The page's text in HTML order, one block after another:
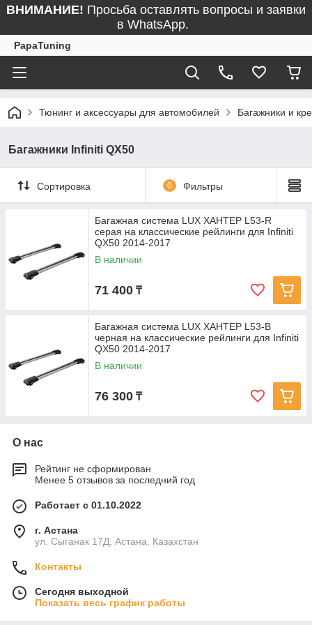
ВНИМАНИЕ! Просьба оставлять вопросы и заявки
в WhatsApp.
PapaTuning
Тюнинг и аксессуары для автомобилей Багажники и
Багажники Infiniti QX50
Сортировка 0 Фильтры
Багажная система LUX ХАНТЕР L53-R
серая на классические рейлинги для Infiniti
QX50 2014-2017
В наличии
71 400 ₸
Багажная система LUX ХАНТЕР L53-B
черная на классические рейлинги для Infiniti
QX50 2014-2017
В наличии
76 300 ₸
О нас
Рейтинг не сформирован
Менее 5 отзывов за последний год
Работает с 01.10.2022
г. Астана
ул. Сыганак 17Д, Астана, Казахстан
Контакты
Сегодня выходной
Показать весь график работы